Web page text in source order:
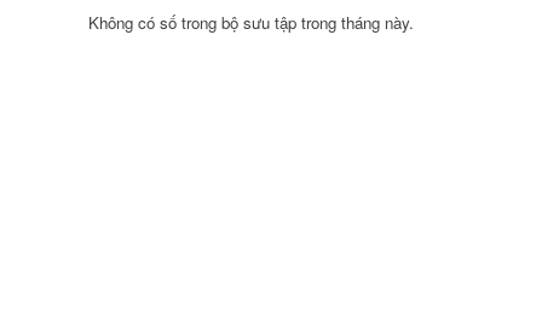
Không có số trong bộ sưu tập trong tháng này.